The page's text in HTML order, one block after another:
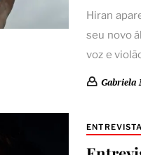
Hiran
seu novo
voz e
Gabriela